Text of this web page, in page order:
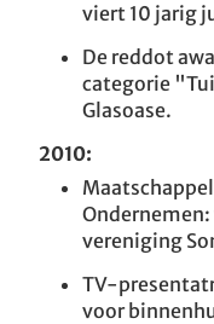
viert 10 jarig
De reddot
categorie
Glasoase.
2010:
vereniging
TV-
voor